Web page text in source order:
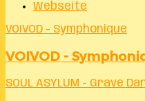
Webseite
VOIVOD - Symphonique
VOIVOD -
SOUL ASYLUM - Grave